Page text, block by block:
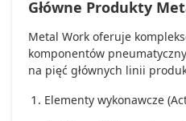
Główne Produkty
Metal Work oferuje
komponentów
na pięć głównych linii
Elementy wykonawcze